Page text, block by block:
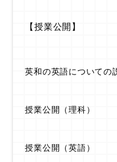
【授業公開】
英和の英語についての
授業公開（理科）
授業公開（英語）